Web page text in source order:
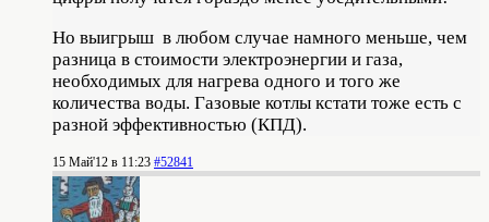
Но выигрыш в любом случае намного меньше, чем
разница в стоимости электроэнергии и газа,
необходимых для нагрева одного и того же
количества воды. Газовые котлы кстати тоже есть с
разной эффективностью (КПД).
15 Май'12 в 11:23 #52841